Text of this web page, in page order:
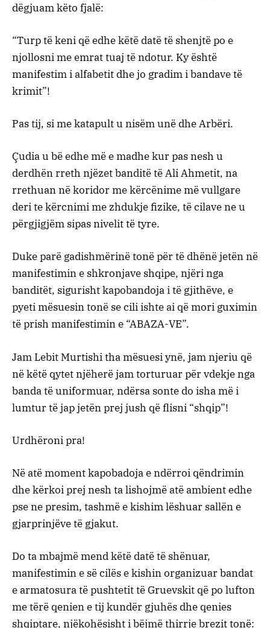
dëgjuam këto fjalë:
“Turp të keni që edhe këtë datë të shenjtë po e
njollosni me emrat tuaj të ndotur. Ky është
manifestim i alfabetit dhe jo gradim i bandave të
krimit”!
Pas tij, si me katapult u nisëm unë dhe Arbëri.
Çudia u bë edhe më e madhe kur pas nesh u
derdhën rreth njëzet banditë të Ali Ahmetit, na
rrethuan në koridor me kërcënime më vullgare
deri te kërcnimi me zhdukje fizike, të cilave ne u
përgjigjëm sipas nivelit të tyre.
Duke parë gadishmërinë tonë për të dhënë jetën në
manifestimin e shkronjave shqipe, njëri nga
banditët, sigurisht kapobandoja i të gjithëve, e
pyeti mësuesin tonë se cili ishte ai që mori guximin
të prish manifestimin e “ABAZA-VE”.
Jam Lebit Murtishi tha mësuesi ynë, jam njeriu që
në këtë qytet njëherë jam torturuar për vdekje nga
banda të uniformuar, ndërsa sonte do isha më i
lumtur të jap jetën prej jush që flisni “shqip”!
Urdhëroni pra!
Në atë moment kapobadoja e ndërroi qëndrimin
dhe kërkoi prej nesh ta lishojmë atë ambient edhe
pse ne presim, tashmë e kishim lëshuar sallën e
gjarprinjëve të gjakut.
Do ta mbajmë mend këtë datë të shënuar,
manifestimin e së cilës e kishin organizuar bandat
e armatosura të pushtetit të Gruevskit që po lufton
me tërë qenien e tij kundër gjuhës dhe qenies
shqiptare, njëkohësisht i bëjmë thirrje brezit tonë: